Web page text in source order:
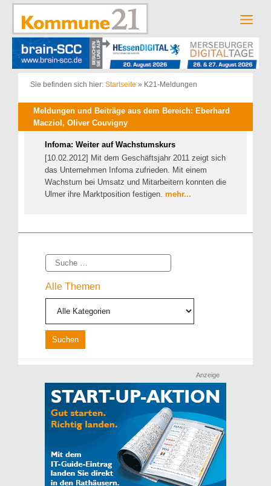
Zum
springen
Sie befinden sich hier: Startseite » K21-Meldungen
Meldungen und Beiträge aus dem Bereich: Eberhard
Macziol, Oliver Couvigny
Infoma: Weiter auf Wachstumskurs
[10.02.2012] Mit dem Geschäftsjahr 2011 zeigt sich
das Unternehmen Infoma zufrieden. Mit einem
Wachstum bei Umsatz und Mitarbeitern konnten die
Ulmer ihre Marktposition festigen. mehr...
Suche
Alle Themen
Anzeige